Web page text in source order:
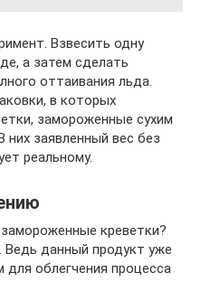
Взвесить одну
а затем сделать
оттаивания льда.
в которых
замороженные сухим
заявленный вес без
реальному.
креветки?
данный продукт уже
облегчения процесса